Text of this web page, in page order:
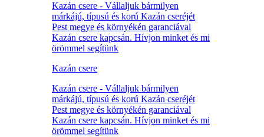
Kazán csere - Vállaljuk bármilyen
márkájú, típusú és korú Kazán cseréjét
Pest megye és környékén garanciával
Kazán csere kapcsán. Hívjon minket és mi
örömmel segítünk
Kazán csere
Kazán csere - Vállaljuk bármilyen
márkájú, típusú és korú Kazán cseréjét
Pest megye és környékén garanciával
Kazán csere kapcsán. Hívjon minket és mi
örömmel segítünk